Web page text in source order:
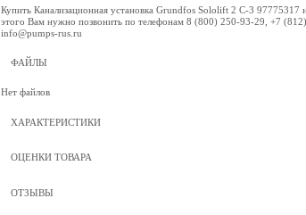
Купить Канализационная установка Grundfos Sololift 2 C-3 97775317
этого Вам нужно позвонить по телефонам 8 (800) 250-93-29, +7
info@pumps-rus.ru
ФАЙЛЫ
Нет файлов
ХАРАКТЕРИСТИКИ
ОЦЕНКИ ТОВАРА
ОТЗЫВЫ